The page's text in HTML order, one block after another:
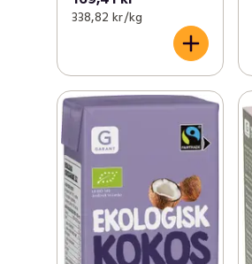
338,82 kr /kg